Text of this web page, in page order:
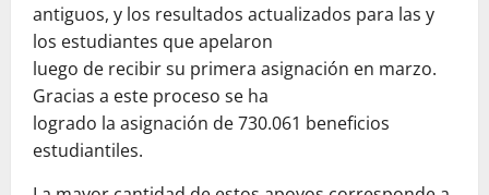
antiguos, y los resultados actualizados para las y
los estudiantes que apelaron
luego de recibir su primera asignación en marzo.
Gracias a este proceso se ha
logrado la asignación de 730.061 beneficios
estudiantiles.